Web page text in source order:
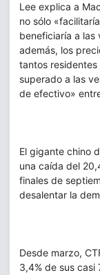
Lee explica a
no sólo
beneficiaría a las
además, los
tantos
superado a las
de efectivo»
El gigante chino
una caída del
finales de
desalentar la
Desde marzo,
3,4% de sus casi